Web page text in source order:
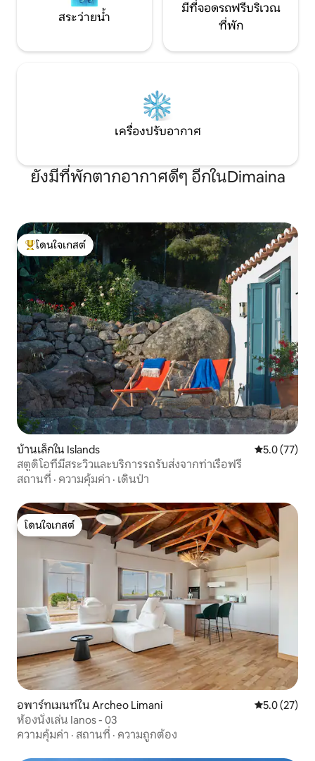
สระว่ายน้ำ
มีที่จอดรถฟรีบริเวณ
ที่พัก
เครื่องปรับอากาศ
ยังมีที่พักตากอากาศดีๆ อีกในDimaina
โดนใจเกสต์ที่สุด
โดนใจเกสต์
บ้านเล็กใน Islands คะแนนเฉลี่ย
5.0 (77)
สตูดิโอที่มีสระวิวและบริการรถรับส่งจากท่าเรือฟรี
สถานที่ · ความคุ้มค่า · เดินป่า
โดนใจเกสต์
โดนใจเกสต์
อพาร์ทเมนท์ใน Archeo Limani คะแนนเฉลี่ย
5.0 (27)
ห้องนั่งเล่น Ianos - 03
ความคุ้มค่า · สถานที่ · ความถูกต้อง